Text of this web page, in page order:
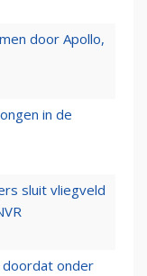
door Apollo,
in de
sluit vliegveld
onder